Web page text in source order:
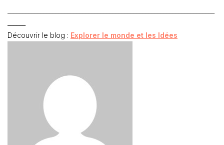
Découvrir le blog : Explorer le monde et les Idées